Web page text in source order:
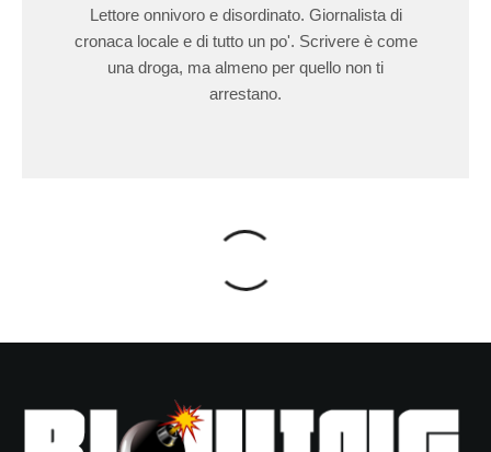
Lettore onnivoro e disordinato. Giornalista di
cronaca locale e di tutto un po'. Scrivere è come
una droga, ma almeno per quello non ti
arrestano.